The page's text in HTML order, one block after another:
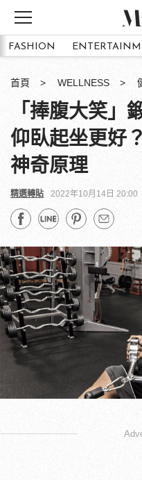
FASHION
首頁 WELLNESS
「捧腹大笑」
仰臥起坐更好
神奇原理
精選轉貼 2022年10月14日 20:00